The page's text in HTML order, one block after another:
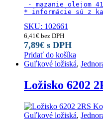
- mazanie olejom
* informácie sú z
SKU: 102661
6,41€ bez DPH
7,89€ s DPH
Pridať do košíka
Guľkové ložiská,
Ložisko 6202
Guľkové ložiská,